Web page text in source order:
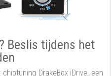
Beslis tijdens het
DrakeBox iDrive, een